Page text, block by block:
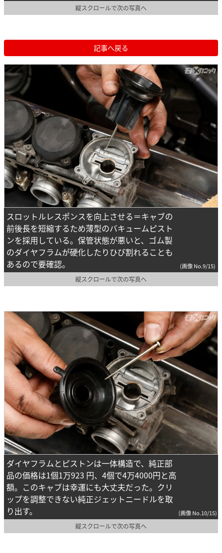
縦スクロールで次の写真へ
記事へ戻る
スロットルレスポンスを向上させる＝キャブの
前後長を短縮するため薄型のバキュームピスト
ンを採用している。保管状態が悪いと、ゴム製
のダイヤフラムが硬化したりひび割れることも
あるので要確認。
(画像 No.9/15)
縦スクロールで次の写真へ
ダイヤフラムとピストンは一体構造で、純正部
品の価格は1個1万923 円、4個で4万4000円と高
額。このキャブは幸運にも大丈夫だった。クリ
ップを調整できない純正ジェットニードルを取
り出す。
(画像 No.10/15)
縦スクロールで次の写真へ